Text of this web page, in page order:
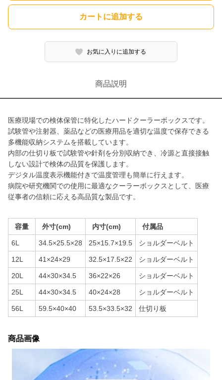
カートに追加する
お気に入りに追加する
商品説明
医療現場での検体保管に特化したハードクーラーボックスです。
試験管や注射器、薬品などの医療用品を適切な温度で保存できる
多機能収納システムを搭載しています。
内部の仕切り板で試験管や針剤を分別収納でき、冷源と直接接触
しない設計で検体の品質を保護します。
デジタル温度表示機能付きで温度管理も簡単に行えます。
病院や研究機関での使用に最適なクーラーボックスとして、医療
従事者の信頼に応える高品質な製品です。
容量 外寸(cm) 内寸(cm) 付属品
6L 34.5×25.5×28 25×15.7×19.5 ショルダーベルト
12L 41×24×29 32.5×17.5×22 ショルダーベルト
20L 44×30×34.5 36×22×26 ショルダーベルト
25L 44×30×34.5 40×24×28 ショルダーベルト
56L 59.5×40×40 53.5×33.5×32 仕切り板
商品画像